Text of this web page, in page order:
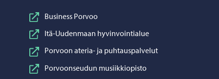
Business Porvoo
Itä-Uudenmaan hyvinvointialue
Porvoon ateria- ja puhtauspalvelut
Porvoonseudun musiikkiopisto